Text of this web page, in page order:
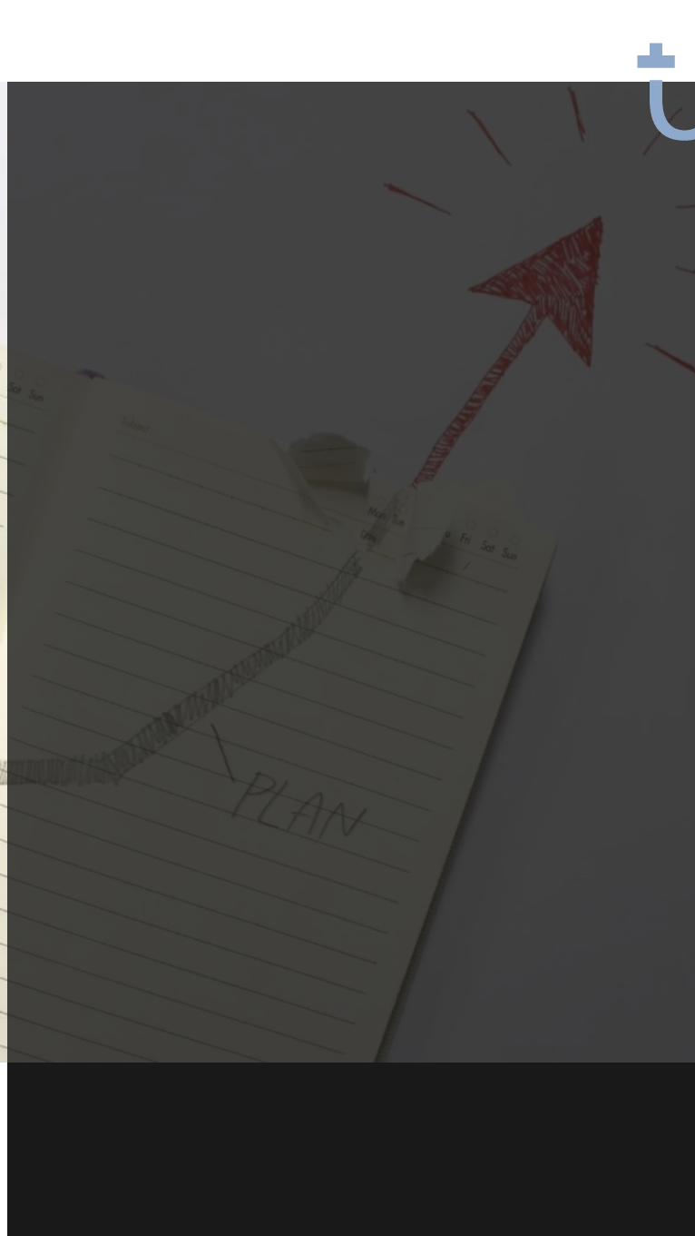
בצורה עוצמתית
להשגת מטרות?